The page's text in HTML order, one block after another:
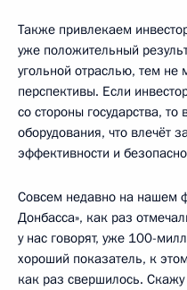
Также привлекаем
уже положительный
угольной отраслью, тем
перспективы. Если
со стороны государства,
оборудования, что влечёт
эффективности и
Совсем недавно на нашем
Донбасса», как раз
у нас говорят, уже 100-
хороший показатель, к
как раз свершилось.